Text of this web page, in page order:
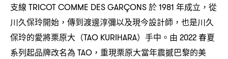
支線 TRICOT COMME DES GARÇONS於1981 年成立 ， 從
川久保玲開始 ， 傳到渡邊淳彌以及現今設計師 ， 也是川久
保玲的愛將栗原大 （TAO KURIHARA） 手中。由 2022春夏
系列起品牌改名為 TAO， 重現栗原大當年震撼巴黎的美